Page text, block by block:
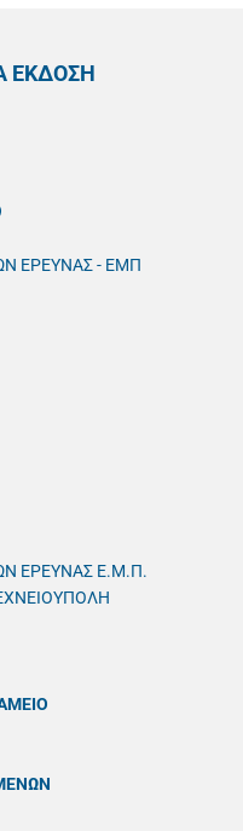
ΕΚΔΟΣΗ
ΕΡΕΥΝΑΣ - ΕΜΠ
ΕΡΕΥΝΑΣ Ε.Μ.Π.